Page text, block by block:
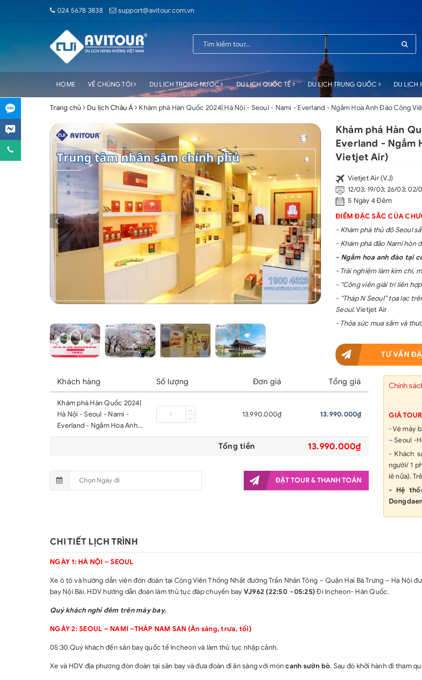
024 5678 3838 support@avitour.com.vn
HOME VỀ CHÚNG TÔI DU LỊCH TRONG NƯỚC DU LỊCH QUỐC TẾ DU LỊCH TRUNG QUỐC DU LỊCH
Trang chủ Du lịch Châu Á Khám phá Hàn Quốc 2024| Hà Nội - Seoul - Nami - Everland - Ngắm Hoa Anh Đào Công
Khám phá Hàn
Everland - Ngắm
Vietjet Air)
Vietjet Air (VJ)
12/03; 19/03; 26/03;
5 Ngày 4 Đêm
ĐIỂM ĐẶC SẮC CỦA
- Khám phá thủ đô Seoul
- Khám phá đảo Nami hòn
- Ngắm hoa anh đào tại
- Trải nghiệm làm kim chi,
- “Công viên giải trí liên
- “Tháp N Seoul” tọa lạc
Seoul.Vietjet Air
- Thỏa sức mua sắm và
TƯ VẤN
Khách hàng Số lượng Đơn giá Tổng giá
Khám phá Hàn Quốc 2024|
Hà Nội - Seoul - Nami -
Everland - Ngắm Hoa Anh
13.990.000₫ 13.990.000₫
Tổng tiền 13.990.000₫
ĐẶT TOUR & THANH TOÁN
Chính
GIÁ
- Vé máy
– Seoul -
- Khách
người/ 1
lẻ nữa).
- Hệ
- Các bữa
- Xe đưa
- HDV
- Vé
- Bảo
- Nước
- Tips
- Phụ
- Visa tái
CHI TIẾT LỊCH TRÌNH
NGÀY 1: HÀ NỘI – SEOUL
Xe ô tô và hướng dẫn viên đón đoàn tại Công Viên Thống Nhất đường Trần Nhân Tông – Quận Hai Bà Trưng – Hà Nội
bay Nội Bài. HDV hướng dẫn đoàn làm thủ tục đáp chuyến bay VJ962 (22:50 -05:25) Đi Incheon- Hàn Quốc.
Quý khách nghỉ đêm trên máy bay.
NGÀY 2: SEOUL – NAMI –THÁP NAM SAN (Ăn sáng, trưa, tối)
05:30 Quý khách đến sân bay quốc tế Incheon và làm thủ tục nhập cảnh.
Xe và HDV địa phương đón đoàn tại sân bay và đưa đoàn đi ăn sáng với móncanh sườn bò. Sau đó khởi hành đi tham